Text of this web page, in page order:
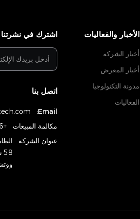
الأخبار والفعاليات
أخبار الشركة
أخبار المعرض
مدونة التكنولوجيا
الفعاليات
اشترك في نشرتنا
اتصل بنا
Email:
مكالمة المبيعات
+86 400 666 0655
عنوان الشركة